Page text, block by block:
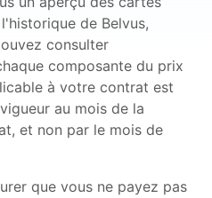
de Belvus,
consulter
composante du prix
à votre contrat est
au mois de la
et non par le mois de
que vous ne payez pas